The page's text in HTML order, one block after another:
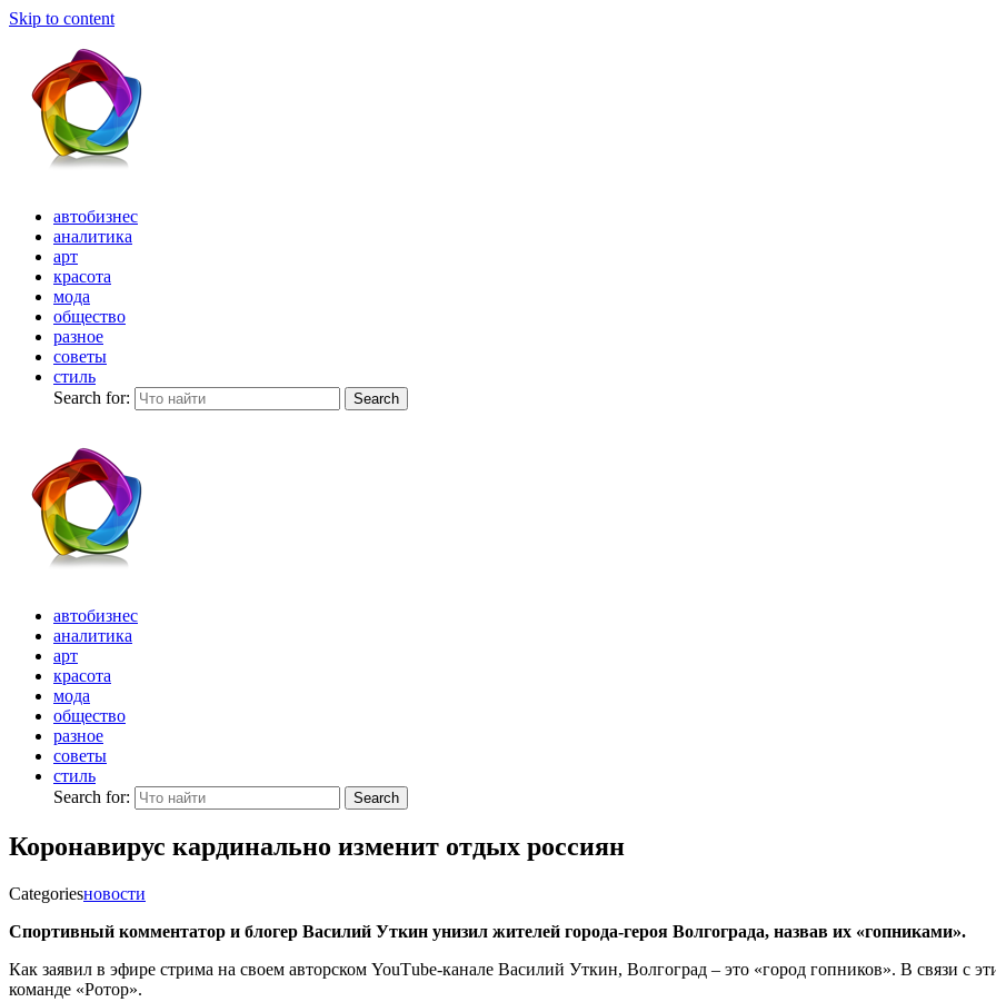
Skip to content
автобизнес
аналитика
арт
красота
мода
общество
разное
советы
стиль
Search for:
Search
автобизнес
аналитика
арт
красота
мода
общество
разное
советы
стиль
Search for:
Search
Коронавирус кардинально изменит отдых россиян
Categoriesновости
Спортивный комментатор и блогер Василий Уткин унизил жителей города-героя Волгограда, назвав их «гопниками».
Как заявил в эфире стрима на своем авторском YouТube-канале Василий Уткин, Волгоград – это «город гопников». В связи с
команде «Ротор».